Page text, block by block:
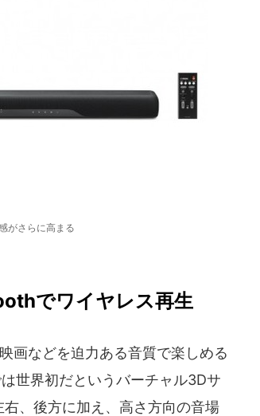
がさらに高まる
でワイヤレス再生
画などを迫力ある音質で楽しめる
世界初だというバーチャル3Dサ
、後方に加え、高さ方向の音場